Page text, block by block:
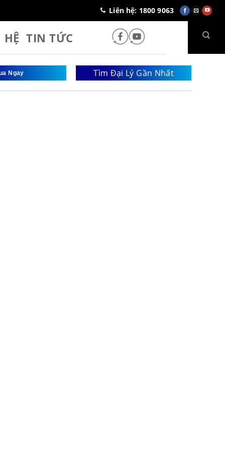
Liên hệ: 1800 9063
HỆ TIN TỨC
Ngay Tìm Đại Lý Gần Nhất